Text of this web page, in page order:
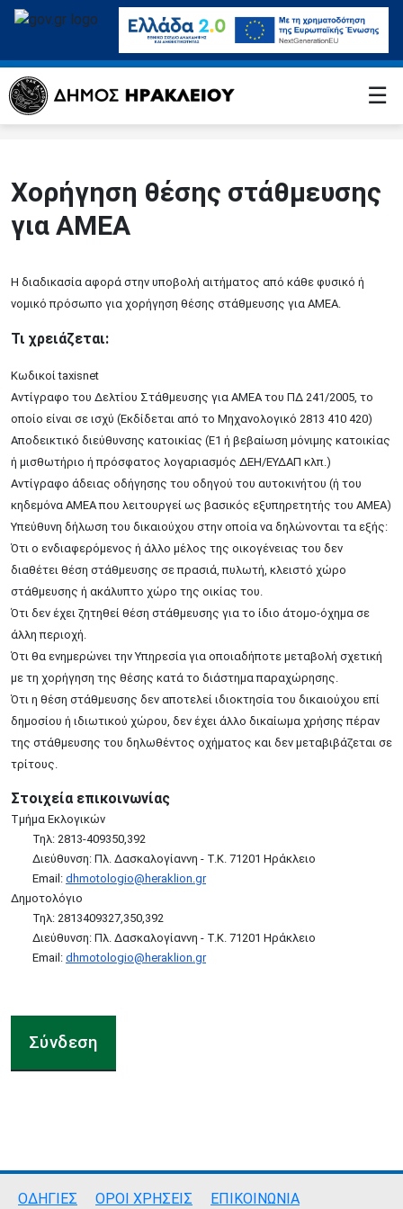
☰
Χορήγηση θέσης στάθμευσης
για ΑMΕΑ
Η διαδικασία αφορά στην υποβολή αιτήματος από κάθε φυσικό ή
νομικό πρόσωπο για χορήγηση θέσης στάθμευσης για ΑΜΕΑ.
Τι χρειάζεται:
Κωδικοί taxisnet
Αντίγραφο του Δελτίου Στάθμευσης για ΑΜΕΑ του ΠΔ 241/2005, το
οποίο είναι σε ισχύ (Εκδίδεται από το Μηχανολογικό 2813 410 420)
Αποδεικτικό διεύθυνσης κατοικίας (Ε1 ή βεβαίωση μόνιμης κατοικίας
ή μισθωτήριο ή πρόσφατος λογαριασμός ΔΕΗ/ΕΥΔΑΠ κλπ.)
Αντίγραφο άδειας οδήγησης του οδηγού του αυτοκινήτου (ή του
κηδεμόνα ΑΜΕΑ που λειτουργεί ως βασικός εξυπηρετητής του ΑΜΕΑ)
Υπεύθυνη δήλωση του δικαιούχου στην οποία να δηλώνονται τα εξής:
Ότι ο ενδιαφερόμενος ή άλλο μέλος της οικογένειας του δεν
διαθέτει θέση στάθμευσης σε πρασιά, πυλωτή, κλειστό χώρο
στάθμευσης ή ακάλυπτο χώρο της οικίας του.
Ότι δεν έχει ζητηθεί θέση στάθμευσης για το ίδιο άτομο-όχημα σε
άλλη περιοχή.
Ότι θα ενημερώνει την Υπηρεσία για οποιαδήποτε μεταβολή σχετική
με τη χορήγηση της θέσης κατά το διάστημα παραχώρησης.
Ότι η θέση στάθμευσης δεν αποτελεί ιδιοκτησία του δικαιούχου επί
δημοσίου ή ιδιωτικού χώρου, δεν έχει άλλο δικαίωμα χρήσης πέραν
της στάθμευσης του δηλωθέντος οχήματος και δεν μεταβιβάζεται σε
τρίτους.
Στοιχεία επικοινωνίας
Τμήμα Εκλογικών
Τηλ: 2813-409350,392
Διεύθυνση: Πλ. Δασκαλογίαννη - Τ.Κ. 71201 Ηράκλειο
Email: dhmotologio@heraklion.gr
Δημοτολόγιο
Τηλ: 2813409327,350,392
Διεύθυνση: Πλ. Δασκαλογίαννη - Τ.Κ. 71201 Ηράκλειο
Email: dhmotologio@heraklion.gr
Σύνδεση
ΟΔΗΓΙΕΣ ΟΡΟΙ ΧΡΗΣΕΙΣ ΕΠΙΚΟΙΝΩΝΙΑ